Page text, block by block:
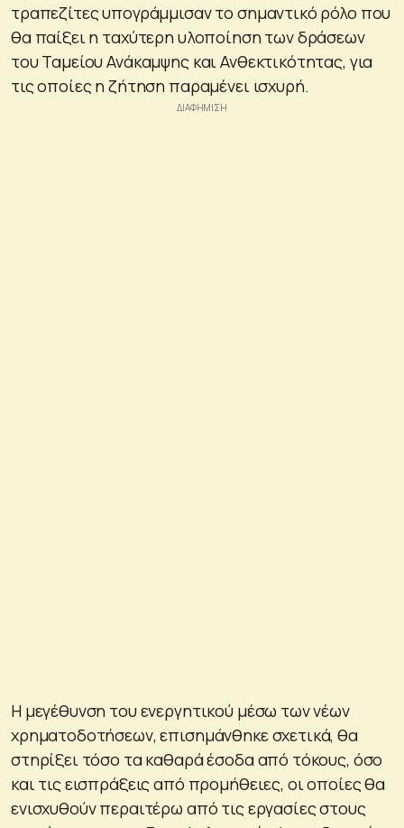
τραπεζίτες υπογράμμισαν το σημαντικό ρόλο που
θα παίξει η ταχύτερη υλοποίηση των δράσεων
του Ταμείου Ανάκαμψης και Ανθεκτικότητας, για
τις οποίες η ζήτηση παραμένει ισχυρή.
Η μεγέθυνση του ενεργητικού μέσω των νέων
χρηματοδοτήσεων, επισημάνθηκε σχετικά, θα
στηρίξει τόσο τα καθαρά έσοδα από τόκους, όσο
και τις εισπράξεις από προμήθειες, οι οποίες θα
ενισχυθούν περαιτέρω από τις εργασίες στους